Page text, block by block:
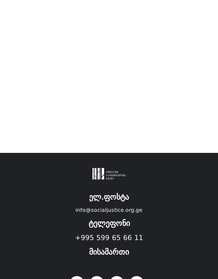
ელ.ფოსტა
info@socialjustice.org.ge
ტელეფონი
+995 599 65 66 11
მისამართი